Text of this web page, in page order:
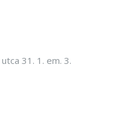
31. 1. em. 3.